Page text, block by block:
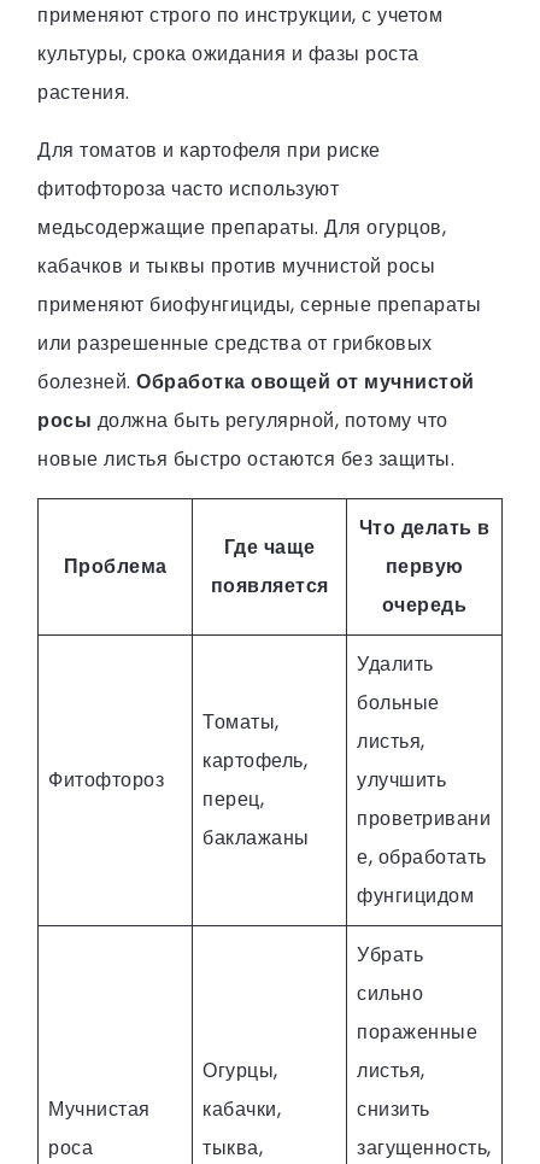
применяют строго по инструкции, с учетом
культуры, срока ожидания и фазы роста
растения.
Для томатов и картофеля при риске
фитофтороза часто используют
медьсодержащие препараты. Для огурцов,
кабачков и тыквы против мучнистой росы
применяют биофунгициды, серные препараты
или разрешенные средства от грибковых
болезней. Обработка овощей от мучнистой
росы должна быть регулярной, потому что
новые листья быстро остаются без защиты.
Проблема
Где чаще
появляется
Что делать в
первую
очередь
Фитофтороз
Томаты,
картофель,
перец,
баклажаны
Удалить
больные
листья,
улучшить
проветривани
е, обработать
фунгицидом
Мучнистая
роса
Огурцы,
кабачки,
тыква,
Убрать
сильно
пораженные
листья,
снизить
загущенность,